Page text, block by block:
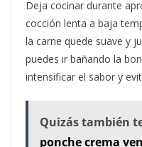
Deja cocinar durante
cocción lenta a baja
la carne quede suave y
puedes ir bañando la
intensificar el sabor y
Quizás también
ponche crema